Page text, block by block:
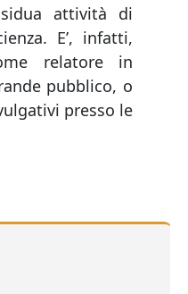
attività di
E’, infatti,
relatore in
pubblico, o
presso le